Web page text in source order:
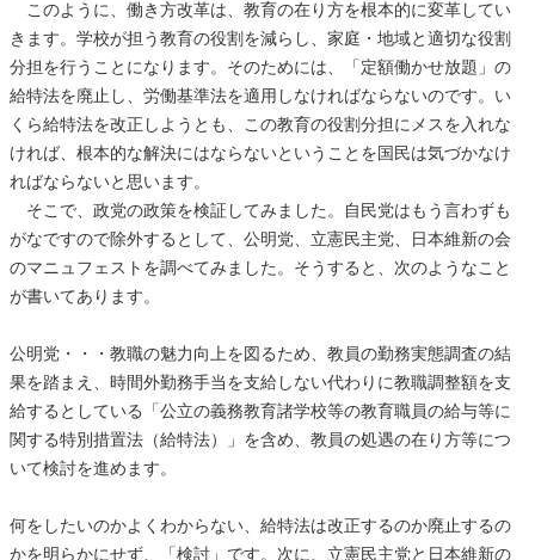
このように、働き方改革は、教育の在り方を根本的に変革してい
きます。学校が担う教育の役割を減らし、家庭・地域と適切な役割
分担を行うことになります。そのためには、「定額働かせ放題」の
給特法を廃止し、労働基準法を適用しなければならないのです。い
くら給特法を改正しようとも、この教育の役割分担にメスを入れな
ければ、根本的な解決にはならないということを国民は気づかなけ
ればならないと思います。
そこで、政党の政策を検証してみました。自民党はもう言わずも
がなですので除外するとして、公明党、立憲民主党、日本維新の会
のマニュフェストを調べてみました。そうすると、次のようなこと
が書いてあります。
公明党・・・教職の魅力向上を図るため、教員の勤務実態調査の結
果を踏まえ、時間外勤務手当を支給しない代わりに教職調整額を支
給するとしている「公立の義務教育諸学校等の教育職員の給与等に
関する特別措置法（給特法）」を含め、教員の処遇の在り方等につ
いて検討を進めます。
何をしたいのかよくわからない、給特法は改正するのか廃止するの
かを明らかにせず、「検討」です。次に、立憲民主党と日本維新の